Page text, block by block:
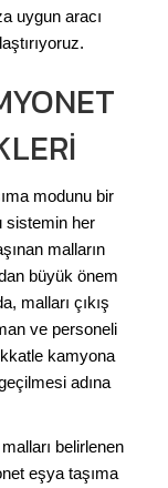
uygun aracı
modunu bir
sistemin her
malların
büyük önem
malları çıkış
ve personeli
kamyona
adına
belirlenen
eşya taşıma